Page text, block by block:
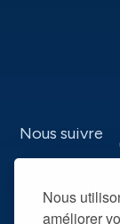
Nous
améliorer
Nous suivre